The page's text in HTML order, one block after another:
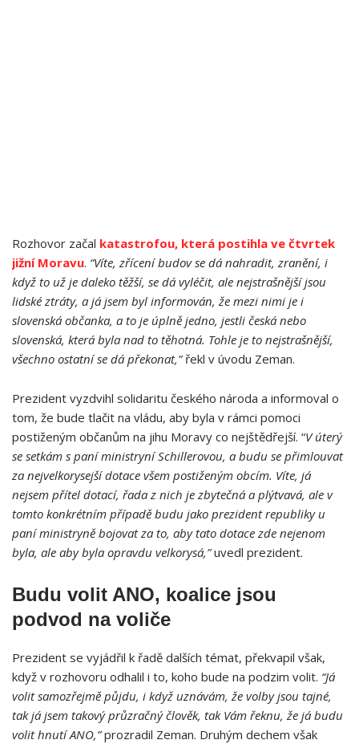
Rozhovor začal katastrofou, která postihla ve čtvrtek
jižní Moravu. “Víte, zřícení budov se dá nahradit, zranění, i
když to už je daleko těžší, se dá vyléčit, ale nejstrašnější jsou
lidské ztráty, a já jsem byl informován, že mezi nimi je i
slovenská občanka, a to je úplně jedno, jestli česká nebo
slovenská, která byla nad to těhotná. Tohle je to nejstrašnější,
všechno ostatní se dá překonat,”řekl v úvodu Zeman.
Prezident vyzdvihl solidaritu českého národa a informoval o
tom, že bude tlačit na vládu, aby byla v rámci pomoci
postiženým občanům na jihu Moravy co nejštědřejší. “V úterý
se setkám s paní ministryní Schillerovou, a budu se přimlouvat
za nejvelkorysejší dotace všem postiženým obcím. Víte, já
nejsem přítel dotací, řada z nich je zbytečná a plýtvavá, ale v
tomto konkrétním případě budu jako prezident republiky u
paní ministryně bojovat za to, aby tato dotace zde nejenom
byla, ale aby byla opravdu velkorysá,”uvedl prezident.
Budu volit ANO, koalice jsou
podvod na voliče
Prezident se vyjádřil k řadě dalších témat, překvapil však,
když v rozhovoru odhalil i to, koho bude na podzim volit. “Já
volit samozřejmě půjdu, i když uznávám, že volby jsou tajné,
tak já jsem takový průzračný člověk, tak Vám řeknu, že já budu
volit hnutí ANO,”prozradil Zeman. Druhým dechem však